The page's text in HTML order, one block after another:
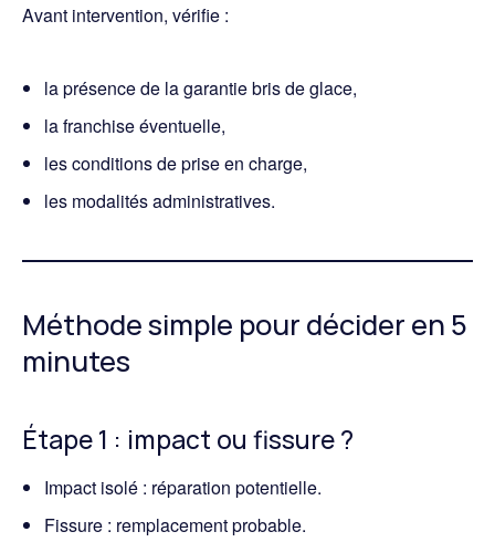
Avant intervention, vérifie :
la présence de la garantie bris de glace,
la franchise éventuelle,
les conditions de prise en charge,
les modalités administratives.
Méthode simple pour décider en 5
minutes
Étape 1 : impact ou fissure ?
Impact isolé : réparation potentielle.
Fissure : remplacement probable.